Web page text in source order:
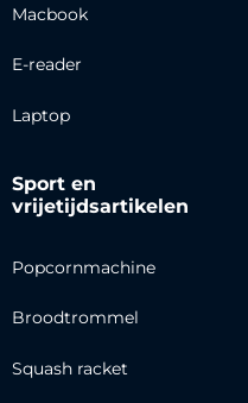
Macbook
E-reader
Laptop
Sport en
vrijetijdsartikelen
Popcornmachine
Broodtrommel
Squash racket